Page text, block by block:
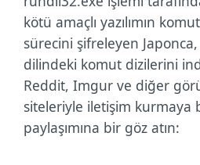
kötü amaçlı yazılımın
sürecini şifreleyen
dilindeki komut dizilerini
Reddit, Imgur ve diğer
siteleriyle iletişim kurmaya
paylaşımına bir göz atın: